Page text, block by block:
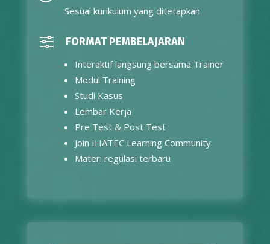
Sesuai kurikulum yang ditetapkan
f FORMAT PEMBELAJARAN
Interaktif langsung bersama Trainer
Modul Training
Studi Kasus
Lembar Kerja
Pre Test & Post Test
Join IHATEC Learning Community
Materi regulasi terbaru